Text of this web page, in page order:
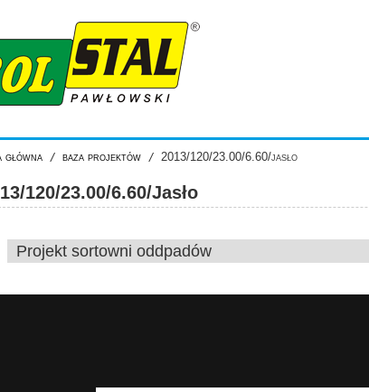
/ baza projektów / 2013/120/23.00/6.60/jasło
120/23.00/6.60/Jasło
Projekt sortowni oddpadów